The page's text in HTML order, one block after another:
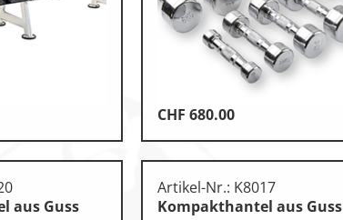
Klettern
Technische Dokumentation
Tennis, Tischtennis
CHF 680.00
aus Guss
Artikel-Nr.: K8017
Kompakthantel aus Guss